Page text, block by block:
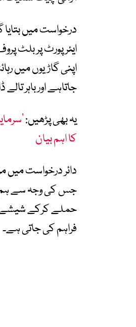
درخواست میں
ایئرپورٹ پر بلٹ
اپنی گاڑیوں میں
جاتاہے اور باہر
یہ بھی پڑھیں:
کا اہم بیان
دائر درخواست میں
جس کی وجہ سے ہم
فراہم کی جاتی ہے۔